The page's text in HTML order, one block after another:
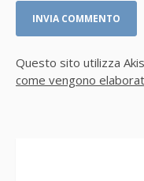
Questo sito utilizza
come vengono